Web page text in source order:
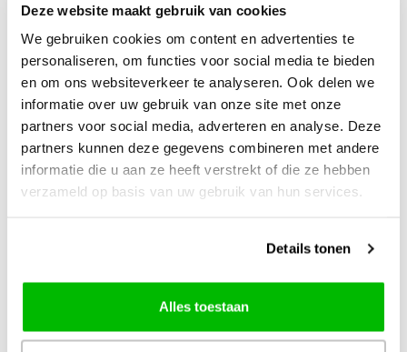
Deze website maakt gebruik van cookies
We gebruiken cookies om content en advertenties te
personaliseren, om functies voor social media te bieden
en om ons websiteverkeer te analyseren. Ook delen we
informatie over uw gebruik van onze site met onze
partners voor social media, adverteren en analyse. Deze
partners kunnen deze gegevens combineren met andere
informatie die u aan ze heeft verstrekt of die ze hebben
verzameld op basis van uw gebruik van hun services.
Details tonen
Alles toestaan